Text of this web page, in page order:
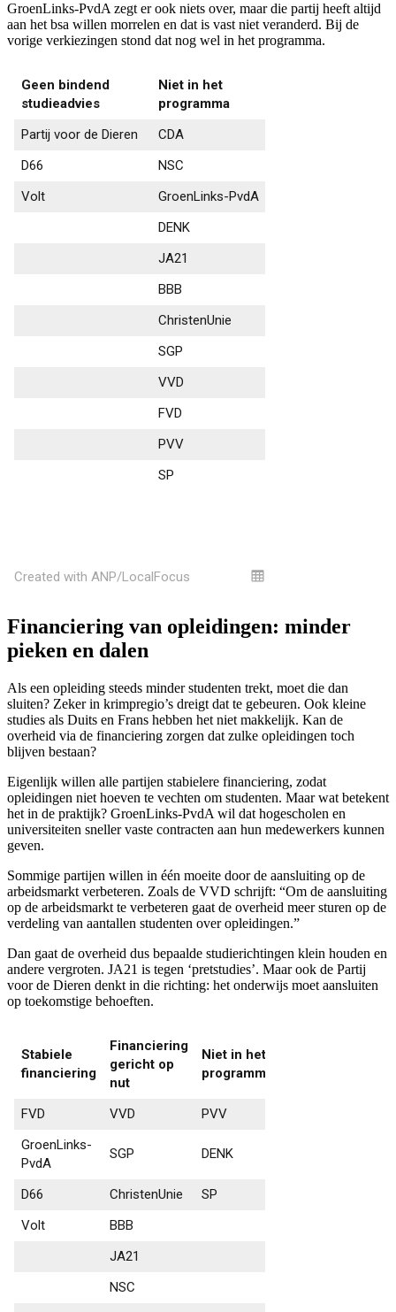
GroenLinks-PvdA zegt er ook niets over, maar die partij heeft altijd
aan het bsa willen morrelen en dat is vast niet veranderd. Bij de
vorige verkiezingen stond dat nog wel in het programma.
Financiering van opleidingen: minder
pieken en dalen
Als een opleiding steeds minder studenten trekt, moet die dan
sluiten? Zeker in krimpregio’s dreigt dat te gebeuren. Ook kleine
studies als Duits en Frans hebben het niet makkelijk. Kan de
overheid via de financiering zorgen dat zulke opleidingen toch
blijven bestaan?
Eigenlijk willen alle partijen stabielere financiering, zodat
opleidingen niet hoeven te vechten om studenten. Maar wat betekent
het in de praktijk? GroenLinks-PvdA wil dat hogescholen en
universiteiten sneller vaste contracten aan hun medewerkers kunnen
geven.
Sommige partijen willen in één moeite door de aansluiting op de
arbeidsmarkt verbeteren. Zoals de VVD schrijft: “Om de aansluiting
op de arbeidsmarkt te verbeteren gaat de overheid meer sturen op de
verdeling van aantallen studenten over opleidingen.”
Dan gaat de overheid dus bepaalde studierichtingen klein houden en
andere vergroten. JA21 is tegen ‘pretstudies’. Maar ook de Partij
voor de Dieren denkt in die richting: het onderwijs moet aansluiten
op toekomstige behoeften.